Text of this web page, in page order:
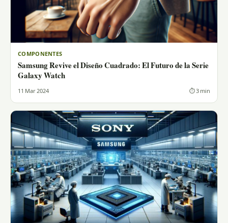
COMPONENTES
Samsung Revive el Diseño Cuadrado: El Futuro de la Serie
Galaxy Watch
11 Mar 2024 ⏱ 3 min